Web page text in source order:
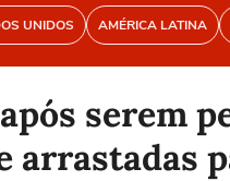
UNIDOS AMÉRICA LATINA
serem
arrastadas